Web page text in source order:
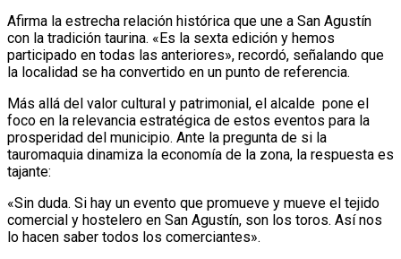
Afirma la estrecha relación histórica que une a San Agustín
con la tradición taurina. «Es la sexta edición y hemos
participado en todas las anteriores», recordó, señalando que
la localidad se ha convertido en un punto de referencia.
Más allá del valor cultural y patrimonial, el alcalde pone el
foco en la relevancia estratégica de estos eventos para la
prosperidad del municipio. Ante la pregunta de si la
tauromaquia dinamiza la economía de la zona, la respuesta es
tajante:
«Sin duda. Si hay un evento que promueve y mueve el tejido
comercial y hostelero en San Agustín, son los toros. Así nos
lo hacen saber todos los comerciantes».